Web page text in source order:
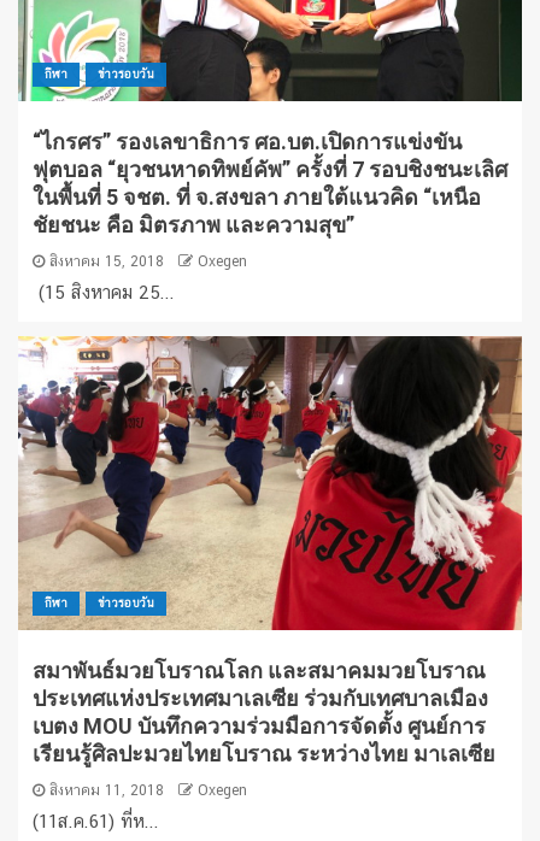
กีฬา ข่าวรอบวัน
“ไกรศร” รองเลขาธิการ ศอ.บต.เปิดการแข่งขัน
ฟุตบอล “ยุวชนหาดทิพย์คัพ” ครั้งที่ 7 รอบชิงชนะเลิศ
ในพื้นที่ 5 จชต. ที่ จ.สงขลา ภายใต้แนวคิด “เหนือ
ชัยชนะ คือ มิตรภาพ และความสุข”
สิงหาคม 15, 2018 Oxegen
(15 สิงหาคม 25...
กีฬา ข่าวรอบวัน
สมาพันธ์มวยโบราณโลก และสมาคมมวยโบราณ
ประเทศแห่งประเทศมาเลเซีย ร่วมกับเทศบาลเมือง
เบตง MOU บันทึกความร่วมมือการจัดตั้ง ศูนย์การ
เรียนรู้ศิลปะมวยไทยโบราณ ระหว่างไทย มาเลเซีย
สิงหาคม 11, 2018 Oxegen
(11ส.ค.61) ที่ห...